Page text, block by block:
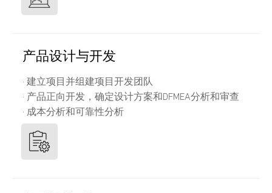
产品设计与开发
· 建立项目并组建项目开发团队
· 产品正向开发，确定设计方案和DFMEA分析和审查
· 成本分析和可靠性分析